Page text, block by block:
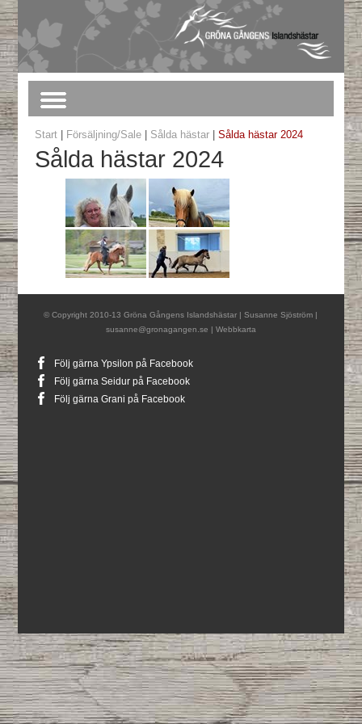
Start| Försäljning/Sale| Sålda hästar| Sålda hästar 2024
Sålda hästar 2024
© Copyright 2010-13 Gröna Gångens Islandshästar | Susanne Sjöström |
susanne@gronagangen.se | Webbkarta
Följ gärna Ypsilon på Facebook
Följ gärna Seidur på Facebook
Följ gärna Grani på Facebook